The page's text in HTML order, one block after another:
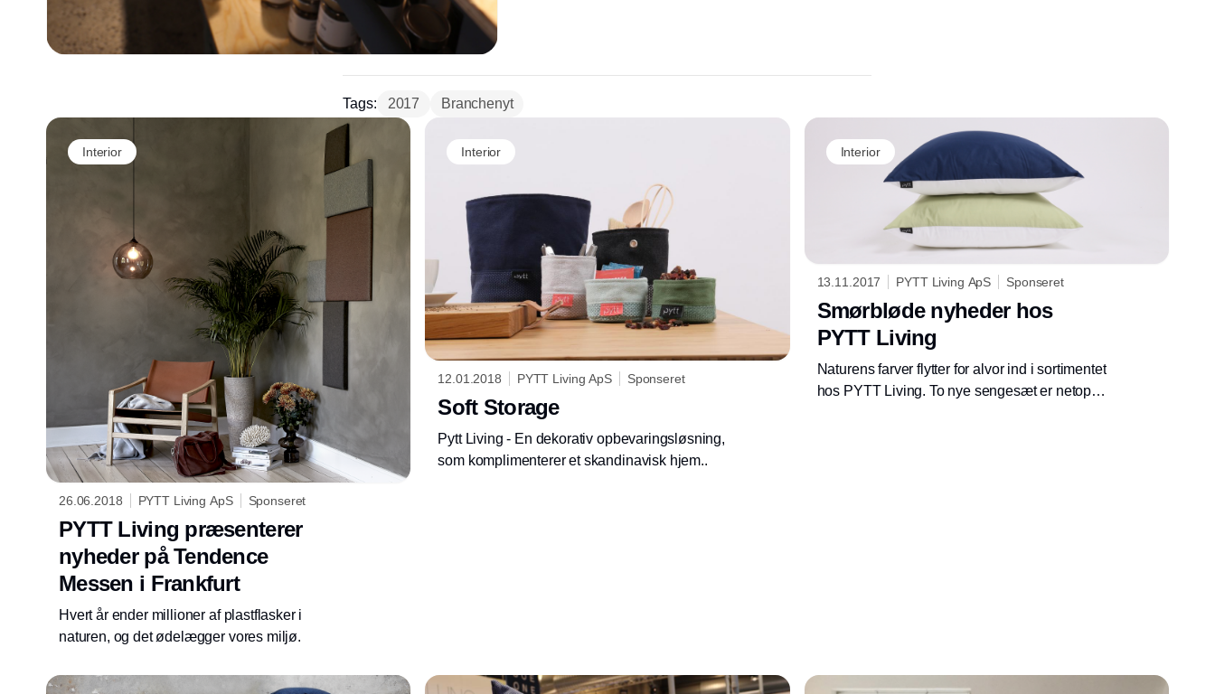
Tags: 2017 Branchenyt
Interior
26.06.2018 PYTT Living ApS Sponseret
PYTT Living præsenterer
nyheder på Tendence
Messen i Frankfurt
Hvert år ender millioner af plastflasker i
naturen, og det ødelægger vores miljø.
Interior
12.01.2018 PYTT Living ApS Sponseret
Soft Storage
Pytt Living - En dekorativ opbevaringsløsning,
som komplimenterer et skandinavisk hjem..
Interior
13.11.2017 PYTT Living ApS Sponseret
Smørbløde nyheder hos
PYTT Living
Naturens farver flytter for alvor ind i sortimentet
hos PYTT Living. To nye sengesæt er netop